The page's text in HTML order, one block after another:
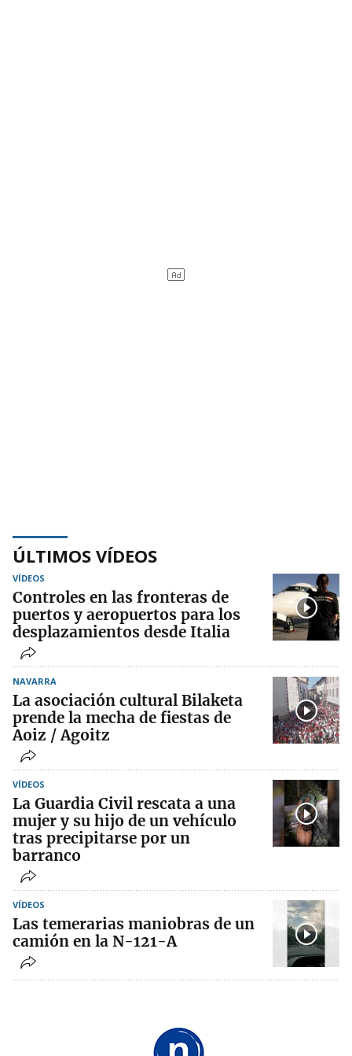
ÚLTIMOS VÍDEOS
VÍDEOS
Controles en las fronteras de
puertos y aeropuertos para los
desplazamientos desde Italia
NAVARRA
La asociación cultural Bilaketa
prende la mecha de fiestas de
Aoiz / Agoitz
VÍDEOS
La Guardia Civil rescata a una
mujer y su hijo de un vehículo
tras precipitarse por un
barranco
VÍDEOS
Las temerarias maniobras de un
camión en la N-121-A